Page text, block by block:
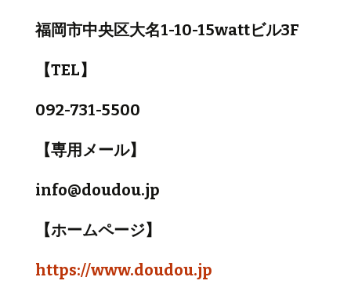
福岡市中央区大名1-10-15wattビル3F
【TEL】
092-731-5500
【専用メール】
info@doudou.jp
【ホームページ】
https://www.doudou.jp